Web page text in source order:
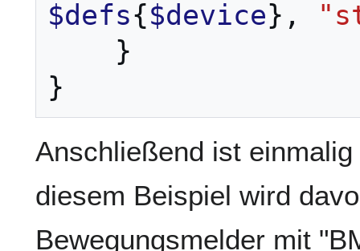
$defs{$device},
}
}
Anschließend ist
diesem Beispiel wird
Bewegungsmelder mit